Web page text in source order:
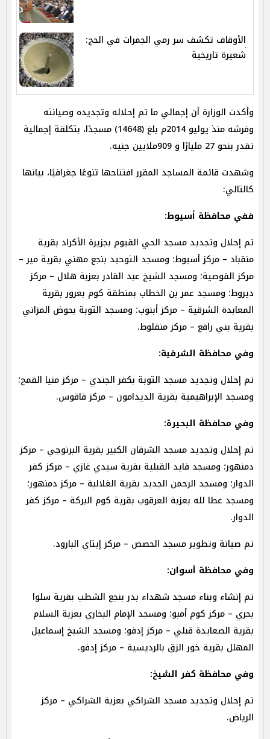
الأوقاف تكشف سر رمي الجمرات في الحج:
شعيرة تاريخية
وأكدت الوزارة أن إجمالي ما تم إحلاله وتجديده وصيانته
وفرشه منذ يوليو 2014م بلغ (14648) مسجدًا، بتكلفة إجمالية
تقدر بنحو 27 مليارًا و 909ملايين جنيه.
وشهدت قائمة المساجد المقرر افتتاحها تنوعًا جغرافيًا، بيانها
كالتالي:
ففي محافظة أسيوط:
تم إحلال وتجديد مسجد الحي القيوم بجزيرة الأكراد بقرية
منقباد – مركز أسيوط؛ ومسجد التوحيد بنجع مهني بقرية مير –
مركز القوصية؛ ومسجد الشيخ عبد القادر بعزبة هلال – مركز
ديروط؛ ومسجد عمر بن الخطاب بمنطقة كوم بعرور بقرية
المعابدة الشرقية – مركز أبنوب؛ ومسجد التوبة بحوض المزاني
بقرية بني رافع – مركز منفلوط.
وفي محافظة الشرقية:
تم إحلال وتجديد مسجد التوبة بكفر الجندي – مركز منيا القمح؛
ومسجد الإبراهيمية بقرية الديدامون – مركز فاقوس.
وفي محافظة البحيرة:
تم إحلال وتجديد مسجد الشرقان الكبير بقرية البرنوجي – مركز
دمنهور؛ ومسجد فايد القبلية بقرية سيدي غازي – مركز كفر
الدوار؛ ومسجد الرحمن الجديد بقرية الغلالبة – مركز دمنهور؛
ومسجد عطا لله بعزبة العرقوب بقرية كوم البركة – مركز كفر
الدوار.
تم صيانة وتطوير مسجد الحصص – مركز إيتاي البارود.
وفي محافظة أسوان:
تم إنشاء وبناء مسجد شهداء بدر بنجع الشطب بقرية سلوا
بحري – مركز كوم أمبو؛ ومسجد الإمام البخاري بعزبة السلام
بقرية الصعايدة قبلي – مركز إدفو؛ ومسجد الشيخ إسماعيل
المهلل بقرية خور الزق بالرديسية – مركز إدفو.
وفي محافظة كفر الشيخ:
تم إحلال وتجديد مسجد الشراكي بعزبة الشراكي – مركز
الرياض.